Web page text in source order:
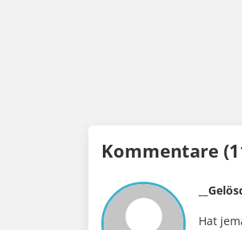
Kommentare
Hat